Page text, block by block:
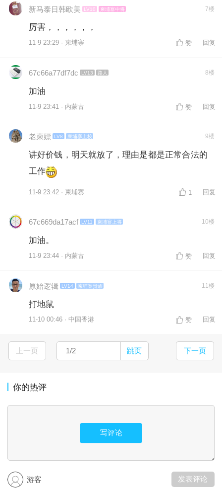
新马泰日韩欧美 LV10 柬埔寨中将 7楼
厉害，，，，，，
11-9 23:29 · 柬埔寨 赞 回复
67c66a77df7dc LV13 路人 8楼
加油
11-9 23:41 · 内蒙古 赞 回复
老柬嫖 LV8 柬埔寨上校 9楼
讲好价钱，明天就放了，理由是都是正常合法的
工作
11-9 23:42 · 柬埔寨 1 回复
67c669da17acf LV11 柬埔寨上将 10楼
加油。
11-9 23:44 · 内蒙古 赞 回复
原始逻辑 LV14 柬埔寨贵族 11楼
打地鼠
11-10 00:46 · 中国香港 赞 回复
上一页 跳页 下一页
你的热评
写评论
游客 发表评论